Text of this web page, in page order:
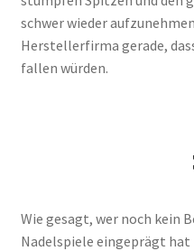
schwer wieder
Herstellerfirma gerade,
fallen würden.
Wie gesagt, wer noch kein
Nadelspiele eingeprägt hat